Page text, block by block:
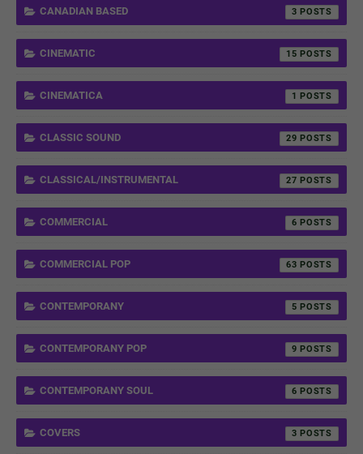
CANADIAN BASED 3
CINEMATIC 15
CINEMATICA 1
CLASSIC SOUND 29
CLASSICAL/INSTRUMENTAL 27
COMMERCIAL 6
COMMERCIAL POP 63
CONTEMPORANY 5
CONTEMPORANY POP 9
CONTEMPORANY SOUL 6
COVERS 3